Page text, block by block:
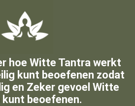
hoe Witte Tantra werkt
kunt beoefenen zodat
en Zeker gevoel Witte
beoefenen.